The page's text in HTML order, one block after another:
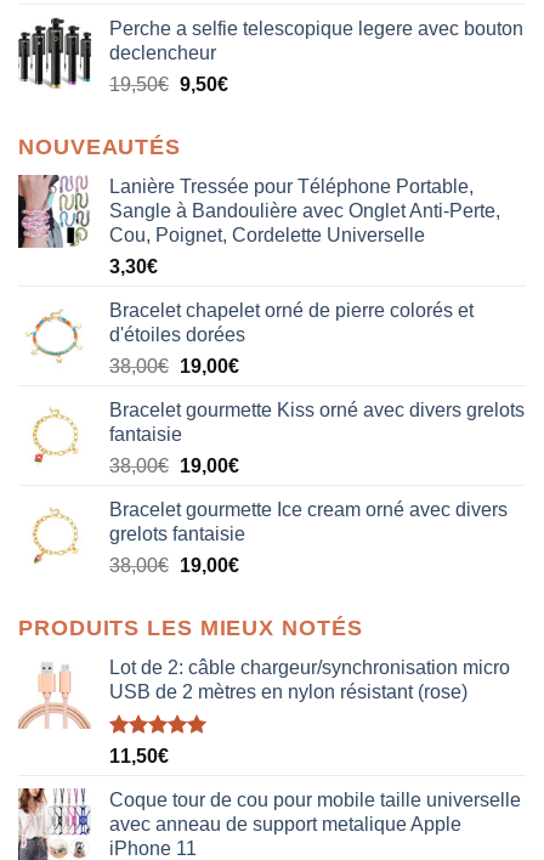
Perche a selfie telescopique legere avec bouton
declencheur
19,50€ 9,50€
NOUVEAUTÉS
Lanière Tressée pour Téléphone Portable,
Sangle à Bandoulière avec Onglet Anti-Perte,
Cou, Poignet, Cordelette Universelle
3,30€
Bracelet chapelet orné de pierre colorés et
d'étoiles dorées
38,00€ Le
initial
était :
38,00€.
19,00€Le
actuel
19,00€.
Bracelet gourmette Kiss orné avec divers grelots
fantaisie
38,00€ Le
initial
était :
38,00€.
19,00€Le
actuel
est :
19,00€.
Bracelet gourmette Ice cream orné avec divers
grelots fantaisie
38,00€ Le
était :
38,00€.
19,00€Le
est :
19,00€.
PRODUITS LES MIEUX NOTÉS
Lot de 2: câble chargeur/synchronisation micro
USB de 2 mètres en nylon résistant (rose)
Note5.00
11,50€
Coque tour de cou pour mobile taille universelle
avec anneau de support metalique Apple
iPhone 11